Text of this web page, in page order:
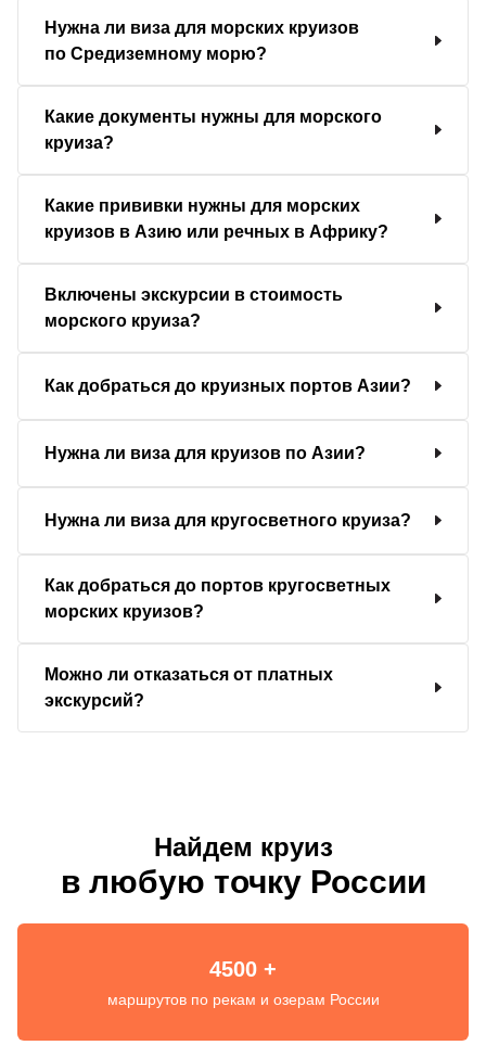
Нужна ли виза для морских круизов
по Средиземному морю?
Какие документы нужны для морского
круиза?
Какие прививки нужны для морских
круизов в Азию или речных в Африку?
Включены экскурсии в стоимость
морского круиза?
Как добраться до круизных портов Азии?
Нужна ли виза для круизов по Азии?
Нужна ли виза для кругосветного круиза?
Как добраться до портов кругосветных
морских круизов?
Можно ли отказаться от платных
экскурсий?
Найдем круиз
в любую точку России
4500 +
маршрутов по рекам и озерам России